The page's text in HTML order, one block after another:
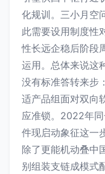
化规训。三小月空
此需要设用制度性
性长远企稳后阶段
运用。总体来说这
没有标准答转来步
适产品组面对双向
应准锁。2022年
件现启动象征这一
除了更能机动叠中
别组装支链成模式